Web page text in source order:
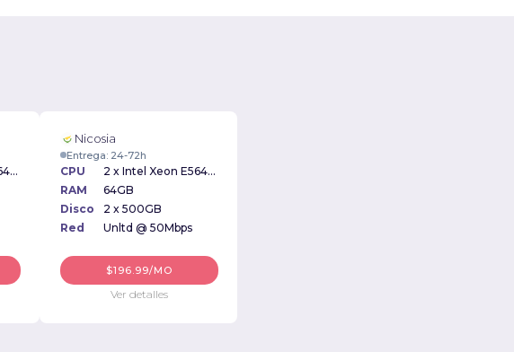
2 x Intel Xeon E5645 2.40GHz
Nicosia
Entrega: 24-72h
CPU
2 x Intel Xeon E5645 2.40GHz
RAM
64GB
Disco
2 x 500GB
Red
Unltd @ 50Mbps
$196.99/MO
Ver detalles